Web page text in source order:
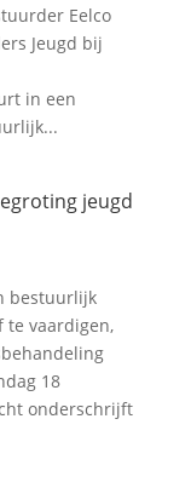
Eelco
Jeugd bij
in een
jeugd
bestuurlijk
te vaardigen,
18
onderschrijft